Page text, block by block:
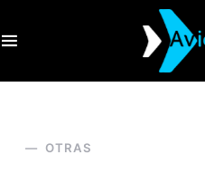
OTRAS